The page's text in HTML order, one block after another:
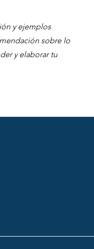
y ejemplos
sobre lo
y elaborar tu